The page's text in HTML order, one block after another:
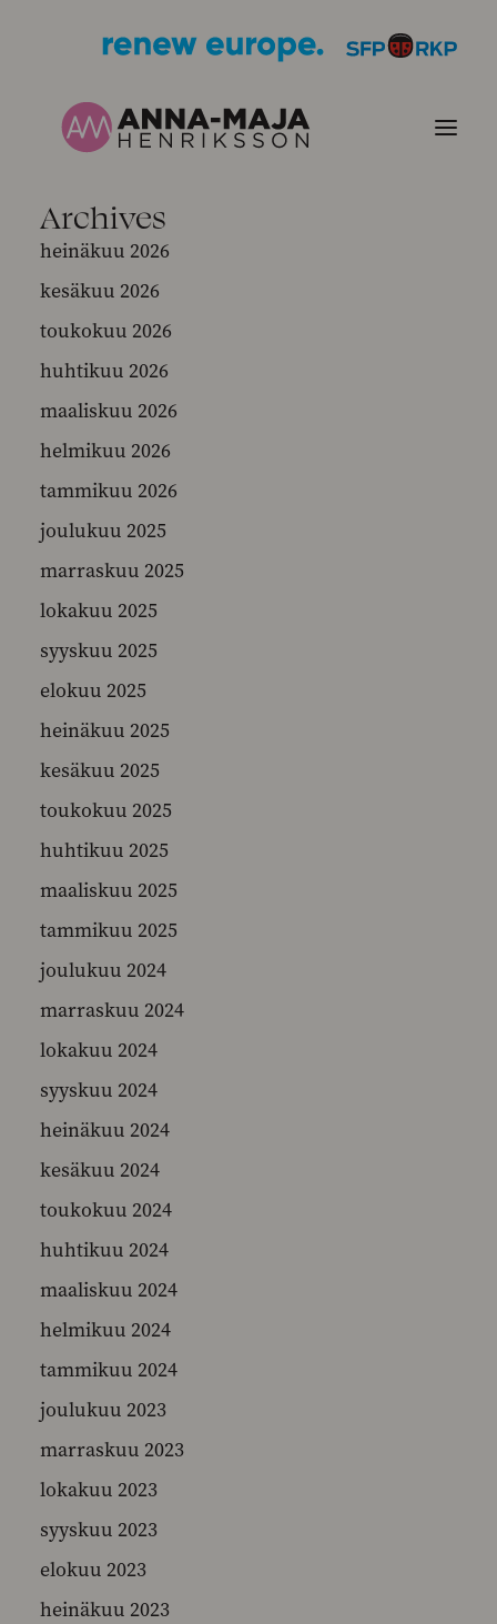
JULKAISUT
POLITIIKKANI
HENKILÖKUVA
YHTEYSTIEDOT
KUVIA
SEARCH
Archives
heinäkuu 2026
kesäkuu 2026
toukokuu 2026
huhtikuu 2026
maaliskuu 2026
helmikuu 2026
tammikuu 2026
joulukuu 2025
marraskuu 2025
lokakuu 2025
syyskuu 2025
elokuu 2025
heinäkuu 2025
kesäkuu 2025
toukokuu 2025
huhtikuu 2025
maaliskuu 2025
tammikuu 2025
joulukuu 2024
marraskuu 2024
lokakuu 2024
syyskuu 2024
heinäkuu 2024
kesäkuu 2024
toukokuu 2024
huhtikuu 2024
maaliskuu 2024
helmikuu 2024
tammikuu 2024
joulukuu 2023
marraskuu 2023
lokakuu 2023
syyskuu 2023
elokuu 2023
heinäkuu 2023